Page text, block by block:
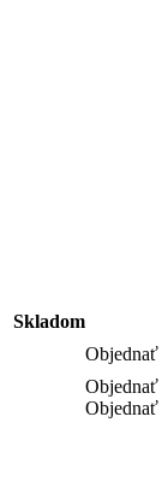
Skladom
Objednať
Objednať
Objednať